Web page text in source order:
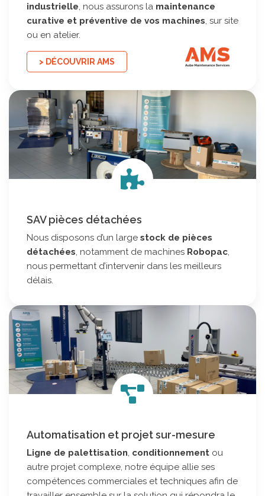
industrielle, nous assurons la maintenance
curative et préventive de vos machines, sur site
ou en atelier.
> DÉCOUVRIR AMS
SAV pièces détachées
Nous disposons d’un large stock de pièces
détachées, notamment de machines Robopac,
nous permettant d’intervenir dans les meilleurs
délais.
Automatisation et projet sur-mesure
Ligne de palettisation, conditionnement ou
autre projet complexe, notre équipe allie ses
compétences commerciales et techniques afin de